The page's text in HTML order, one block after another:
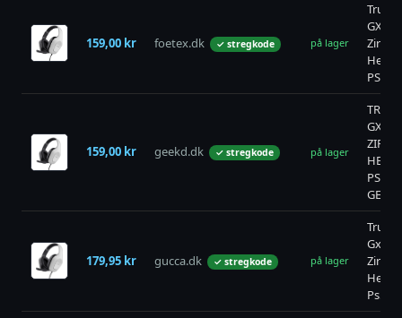
159,00 kr foetex.dk ✓ stregkode på lager
Trust
Zirox
PS5
159,00 kr geekd.dk ✓ stregkode på lager
TRUST
ZIROX
PS5 -
179,95 kr gucca.dk ✓ stregkode på lager
Trust -
Zirox
Ps5